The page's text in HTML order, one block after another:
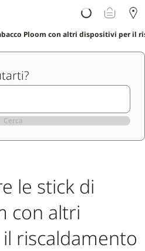
Ploom con altri dispositivi per il
Cerca
le stick di
con altri
riscaldamento